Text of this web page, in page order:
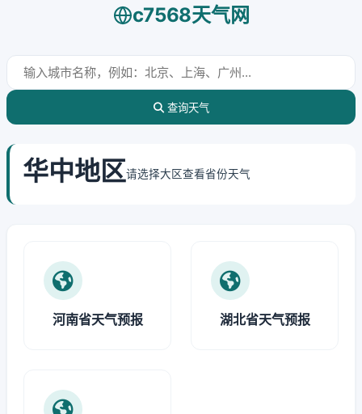
c7568天气网
查询天气
华中地区请选择大区查看省份天气
河南省天气预报 湖北省天气预报